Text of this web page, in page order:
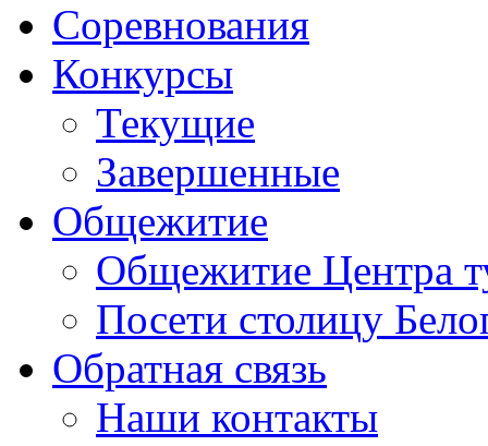
Соревнования
Конкурсы
Текущие
Завершенные
Общежитие
Общежитие Центра
Посети столицу
Обратная связь
Наши контакты